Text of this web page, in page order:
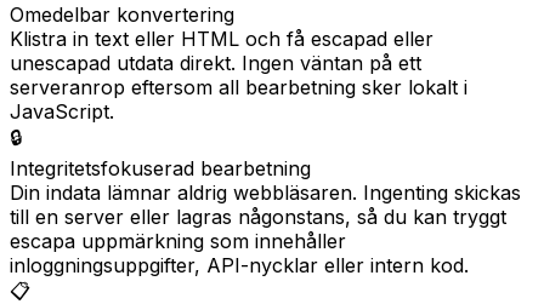
Omedelbar konvertering
Klistra in text eller HTML och få escapad eller
unescapad utdata direkt. Ingen väntan på ett
serveranrop eftersom all bearbetning sker lokalt i
JavaScript.
🔒
Integritetsfokuserad bearbetning
Din indata lämnar aldrig webbläsaren. Ingenting skickas
till en server eller lagras någonstans, så du kan tryggt
escapa uppmärkning som innehåller
inloggningsuppgifter, API-nycklar eller intern kod.
📋